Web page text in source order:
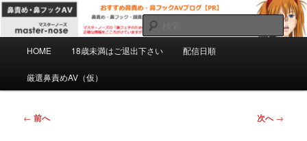
メ
イ
ン
ン
おすすめ鼻責め・鼻フックAVブログ
【PR】
マスターノーズの鼻フェチのための鼻責め・鼻フックAVを紹介するPRブロ
グです。正確な情報をこころがけていますがミスもあると思います。自己責
任で慎重にご購入下さい。
検
索
HOME 18歳未満はご退出下さい 配信日順
厳選鼻責めAV（仮）
投
← 前へ 次へ→